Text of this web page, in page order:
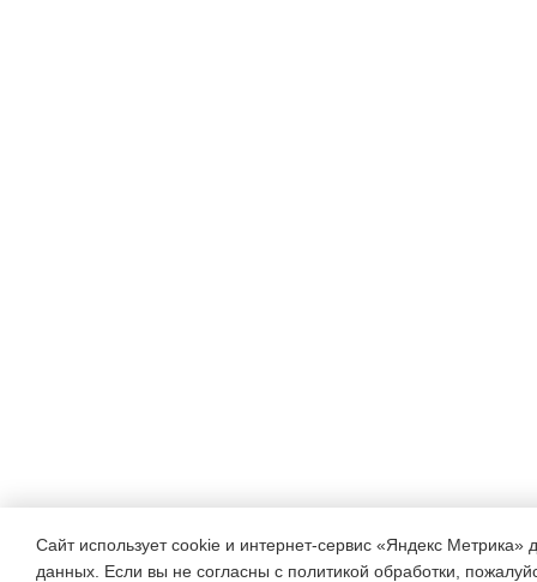
Сайт использует cookie и интернет-сервис «Яндекс Метрика»
данных. Если вы не согласны с политикой обработки,